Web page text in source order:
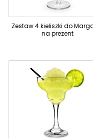
Zestaw 4 kieliszki do
na prezent